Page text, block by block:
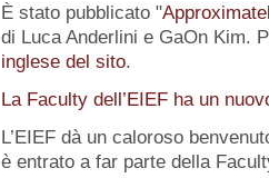
È stato pubblicato "
di Luca Anderlini e GaOn Kim.
inglese del sito.
La Faculty dell’EIEF ha un
L’EIEF dà un caloroso
è entrato a far parte della